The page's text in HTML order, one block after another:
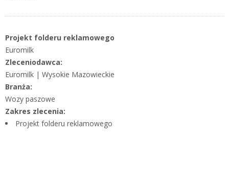
Projekt folderu reklamowego
Euromilk
Zleceniodawca:
Euromilk | Wysokie Mazowieckie
Branża:
Wozy paszowe
Zakres zlecenia:
Projekt folderu reklamowego